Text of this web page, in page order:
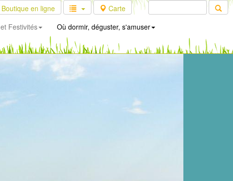
Boutique en ligne
Carte
et Festivités Où dormir, déguster, s'amuser